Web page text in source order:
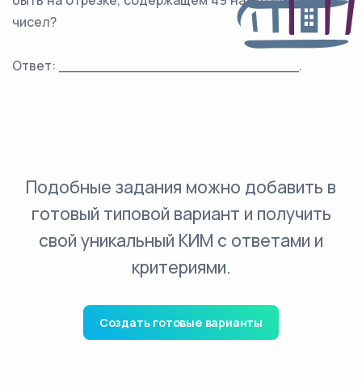
чисел?
Ответ: ___________________________.
Подобные задания можно добавить в
готовый типовой вариант и получить
свой уникальный КИМ с ответами и
критериями.
Создать готовые варианты